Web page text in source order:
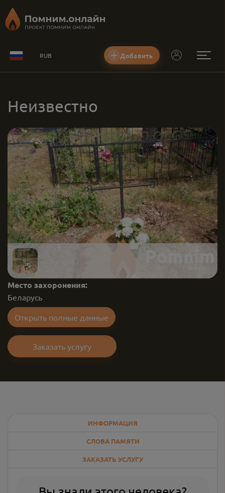
RUB Добавить
Неизвестно
Место захоронения:
Беларусь
Открыть полные данные
Заказать услугу
ИНФОРМАЦИЯ
СЛОВА ПАМЯТИ
ЗАКАЗАТЬ УСЛУГУ